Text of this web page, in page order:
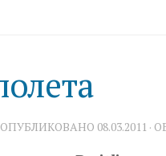
ОПУБЛИКОВАНО 08.03.2011 ·